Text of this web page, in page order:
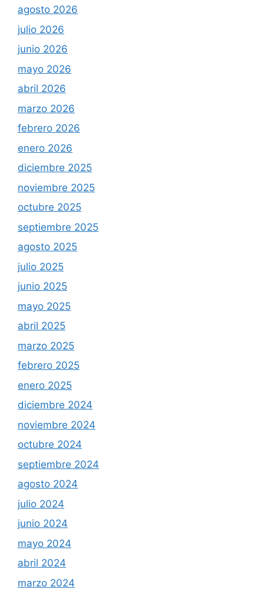
agosto 2026
julio 2026
junio 2026
mayo 2026
abril 2026
marzo 2026
febrero 2026
enero 2026
diciembre 2025
noviembre 2025
octubre 2025
septiembre 2025
agosto 2025
julio 2025
junio 2025
mayo 2025
abril 2025
marzo 2025
febrero 2025
enero 2025
diciembre 2024
noviembre 2024
octubre 2024
septiembre 2024
agosto 2024
julio 2024
junio 2024
mayo 2024
abril 2024
marzo 2024